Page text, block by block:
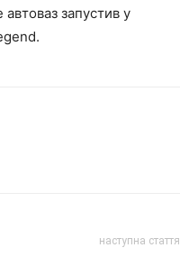
запустив у
наступна стаття